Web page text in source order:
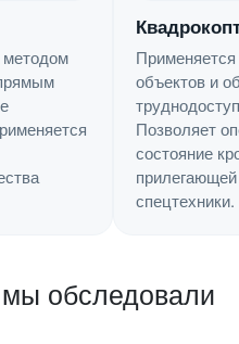
методом
объектов и
Позволяет
состояние
спецтехники.
обследовали